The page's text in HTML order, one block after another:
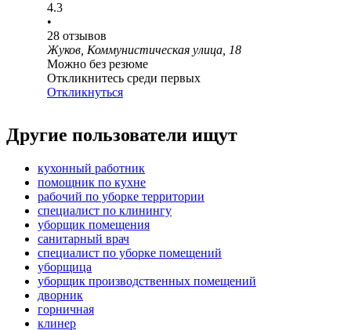
4.3
•
28 отзывов
Жуков, Коммунистическая улица, 18
Можно без резюме
Откликнитесь среди первых
Откликнуться
Другие пользователи ищут
кухонный работник
помощник по кухне
рабочий по уборке территории
специалист по клинингу
уборщик помещения
санитарный врач
специалист по уборке помещений
уборщица
уборщик производственных помещений
дворник
горничная
клинер